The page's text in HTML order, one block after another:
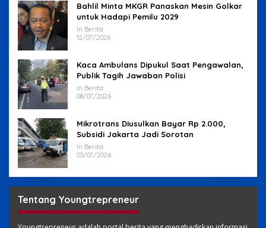
Bahlil Minta MKGR Panaskan Mesin Golkar
untuk Hadapi Pemilu 2029
In Berita
12/07/2026
Kaca Ambulans Dipukul Saat Pengawalan,
Publik Tagih Jawaban Polisi
In Berita
08/07/2026
Mikrotrans Diusulkan Bayar Rp 2.000,
Subsidi Jakarta Jadi Sorotan
In Berita
03/07/2026
Tentang Youngtrepreneur